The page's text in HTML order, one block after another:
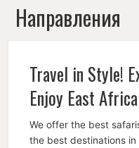
Направления
Travel in Style!
Enjoy East
We offer the best
the best destinations in